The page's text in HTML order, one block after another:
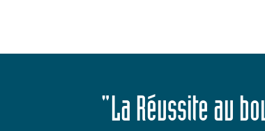
"La Réussite au